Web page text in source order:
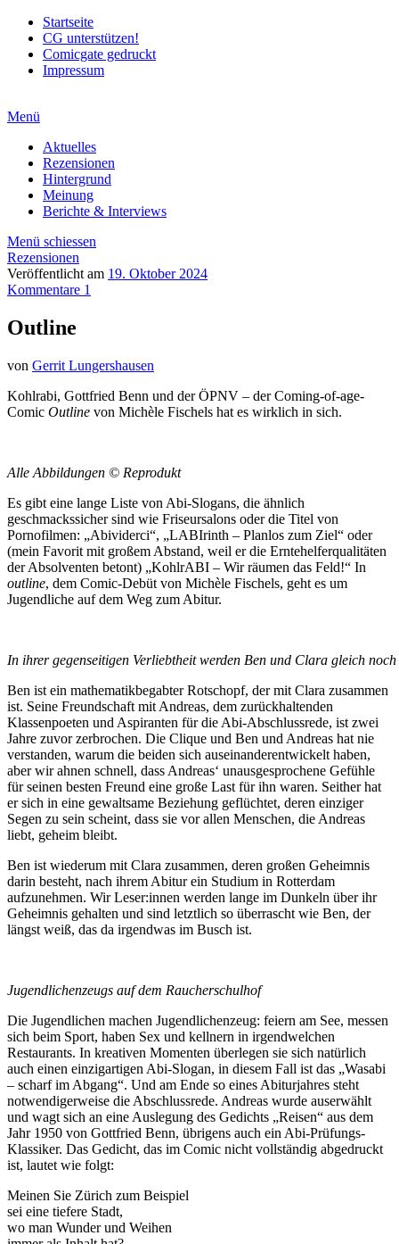
Startseite
CG unterstützen!
Comicgate gedruckt
Impressum
Menü
Aktuelles
Rezensionen
Hintergrund
Meinung
Berichte & Interviews
Menü schiessen
Rezensionen
Veröffentlicht am 19. Oktober 2024
Kommentare 1
Outline
von Gerrit Lungershausen
Kohlrabi, Gottfried Benn und der ÖPNV – der Coming-of-age-
Comic Outline von Michèle Fischels hat es wirklich in sich.
Alle Abbildungen © Reprodukt
Es gibt eine lange Liste von Abi-Slogans, die ähnlich
geschmackssicher sind wie Friseursalons oder die Titel von
Pornofilmen: „Abividerci“, „LABIrinth – Planlos zum Ziel“ oder
(mein Favorit mit großem Abstand, weil er die Erntehelferqualitäten
der Absolventen betont) „KohlrABI – Wir räumen das Feld!“ In
outline, dem Comic-Debüt von Michèle Fischels, geht es um
Jugendliche auf dem Weg zum Abitur.
In ihrer gegenseitigen Verliebtheit werden Ben und Clara gleich
Ben ist ein mathematikbegabter Rotschopf, der mit Clara zusammen
ist. Seine Freundschaft mit Andreas, dem zurückhaltenden
Klassenpoeten und Aspiranten für die Abi-Abschlussrede, ist zwei
Jahre zuvor zerbrochen. Die Clique und Ben und Andreas hat nie
verstanden, warum die beiden sich auseinanderentwickelt haben,
aber wir ahnen schnell, dass Andreas‘ unausgesprochene Gefühle
für seinen besten Freund eine große Last für ihn waren. Seither hat
er sich in eine gewaltsame Beziehung geflüchtet, deren einziger
Segen zu sein scheint, dass sie vor allen Menschen, die Andreas
liebt, geheim bleibt.
Ben ist wiederum mit Clara zusammen, deren großen Geheimnis
darin besteht, nach ihrem Abitur ein Studium in Rotterdam
aufzunehmen. Wir Leser:innen werden lange im Dunkeln über ihr
Geheimnis gehalten und sind letztlich so überrascht wie Ben, der
längst weiß, das da irgendwas im Busch ist.
Jugendlichenzeugs auf dem Raucherschulhof
Die Jugendlichen machen Jugendlichenzeug: feiern am See, messen
sich beim Sport, haben Sex und kellnern in irgendwelchen
Restaurants. In kreativen Momenten überlegen sie sich natürlich
auch einen einzigartigen Abi-Slogan, in diesem Fall ist das „Wasabi
– scharf im Abgang“. Und am Ende so eines Abiturjahres steht
notwendigerweise die Abschlussrede. Andreas wurde auserwählt
und wagt sich an eine Auslegung des Gedichts „Reisen“ aus dem
Jahr 1950 von Gottfried Benn, übrigens auch ein Abi-Prüfungs-
Klassiker. Das Gedicht, das im Comic nicht vollständig abgedruckt
ist, lautet wie folgt:
Meinen Sie Zürich zum Beispiel
sei eine tiefere Stadt,
wo man Wunder und Weihen